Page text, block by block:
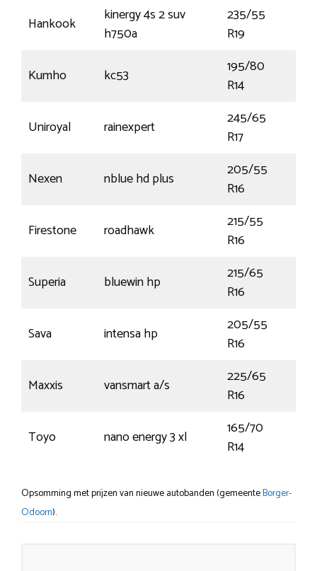
Hankook
kinergy 4s 2 suv
h750a
235/55
R19
Kumho kc53
195/80
R14
Uniroyal rainexpert
245/65
R17
Nexen nblue hd plus
205/55
R16
Firestone roadhawk
215/55
R16
Superia bluewin hp
215/65
R16
Sava intensa hp
205/55
R16
Maxxis vansmart a/s
225/65
R16
Toyo nano energy 3 xl
165/70
R14
Opsomming met prijzen van nieuwe autobanden (gemeenteBorger-
Odoorn).